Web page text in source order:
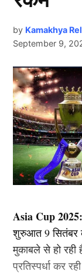
by Kamakhya
September 9,
Asia Cup
शुरुआत 9 सितंबर
मुकाबले से हो
प्रतिस्पर्धा कर